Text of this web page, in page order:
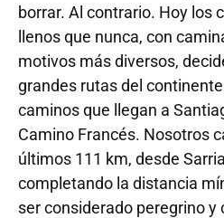
borrar. Al contrario. Hoy los
llenos que nunca, con
motivos más diversos,
grandes rutas del
caminos que llegan a
Camino Francés. Nosotros
últimos 111 km, desde
completando la distancia
ser considerado peregrino y